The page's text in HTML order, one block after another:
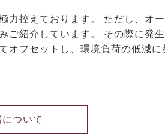
力控えております。 ただし、オ
ご紹介しています。 その際に発
フセットし、環境負荷の低減に
ついて